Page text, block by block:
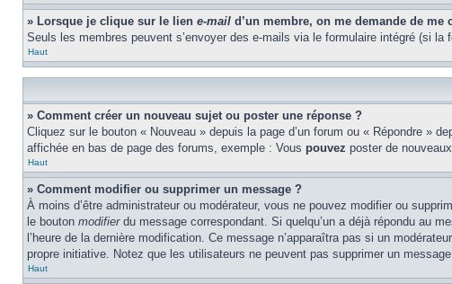
» Lorsque je clique sur le lien e-mail d’un membre, on me demande de me
Seuls les membres peuvent s’envoyer des e-mails via le formulaire intégré (si
Haut
» Comment créer un nouveau sujet ou poster une réponse ?
Cliquez sur le bouton « Nouveau » depuis la page d’un forum ou « Répondre »
affichée en bas de page des forums, exemple : Vous pouvez poster de
Haut
» Comment modifier ou supprimer un message ?
À moins d’être administrateur ou modérateur, vous ne pouvez modifier ou
le bouton modifierdu message correspondant. Si quelqu’un a déjà répondu au
l’heure de la dernière modification. Ce message n’apparaîtra pas si un
propre initiative. Notez que les utilisateurs ne peuvent pas supprimer un
Haut